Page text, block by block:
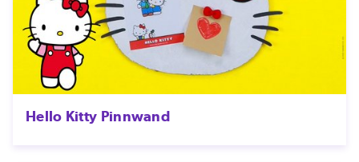
Hello Kitty Pinnwand